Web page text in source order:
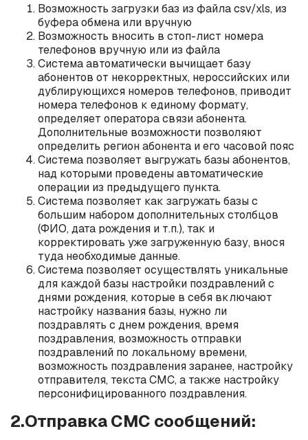
Возможность загрузки баз из файла csv/xls, из
буфера обмена или вручную
Возможность вносить в стоп-лист номера
телефонов вручную или из файла
Система автоматически вычищает базу
абонентов от некорректных, нероссийских или
дублирующихся номеров телефонов, приводит
номера телефонов к единому формату,
определяет оператора связи абонента.
Дополнительные возможности позволяют
определить регион абонента и его часовой пояс
Система позволяет выгружать базы абонентов,
над которыми проведены автоматические
операции из предыдущего пункта.
Система позволяет как загружать базы с
большим набором дополнительных столбцов
(ФИО, дата рождения и т.п.), так и
корректировать уже загруженную базу, внося
туда необходимые данные.
Система позволяет осуществлять уникальные
для каждой базы настройки поздравлений с
днями рождения, которые в себя включают
настройку названия базы, нужно ли
поздравлять с днем рождения, время
поздравления, возможность отправки
поздравлений по локальному времени,
возможность поздравления заранее, настройку
отправителя, текста СМС, а также настройку
персонифицированного поздравления.
2.Отправка СМС сообщений: